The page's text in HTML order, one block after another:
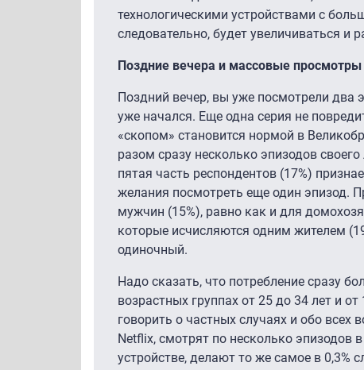
технологическими устройствами с
следовательно, будет увеличиваться
Поздние вечера и массовые просмотры
Поздний вечер, вы уже посмотрели
уже начался. Еще одна серия не
«скопом» становится нормой в
разом сразу несколько эпизодов
пятая часть респондентов (17%)
желания посмотреть еще один эпизод.
мужчин (15%), равно как и для
которые исчисляются одним жителем
одиночный.
Надо сказать, что потребление сразу
возрастных группах от 25 до 34 лет и
говорить о частных случаях и обо всех
Netflix, смотрят по несколько эпизодов
устройстве, делают то же самое в 0,3%